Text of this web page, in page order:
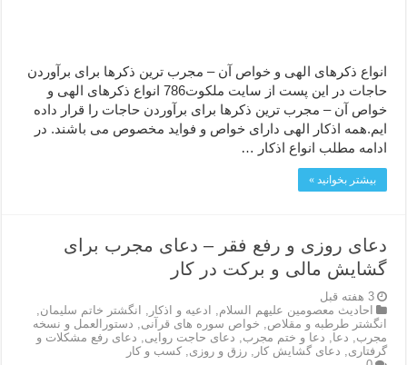
انواع ذکرهای الهی و خواص آن – مجرب ترین ذکرها برای برآوردن
حاجات در این پست از سایت ملکوت786 انواع ذکرهای الهی و
خواص آن – مجرب ترین ذکرها برای برآوردن حاجات را قرار داده
ایم.همه اذکار الهی دارای خواص و فواید مخصوص می باشند. در
ادامه مطلب انواع اذکار …
بیشتر بخوانید »
دعای روزی و رفع فقر – دعای مجرب برای
گشایش مالی و برکت در کار
3 هفته قبل
احاديث معصومين عليهم السلام
ادعيه و اذكار انگشتر خاتم سلیمان
انگشتر طرطبه و مقلاص
خواص سوره های قرآنی
دستورالعمل و نسخه
مجرب
دعا دعا و ختم مجرب دعای حاجت روایی
دعای رفع مشکلات و
گرفتاری
دعای گشایش کار ,رزق و روزی ,کسب و کار